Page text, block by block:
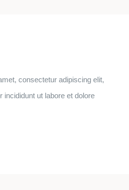
consectetur adipiscing elit,
incididunt ut labore et dolore